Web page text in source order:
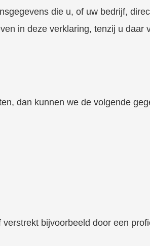
die u, of uw bedrijf,
in deze verklaring, tenzij u daar
dan kunnen we de volgende
bijvoorbeeld door een